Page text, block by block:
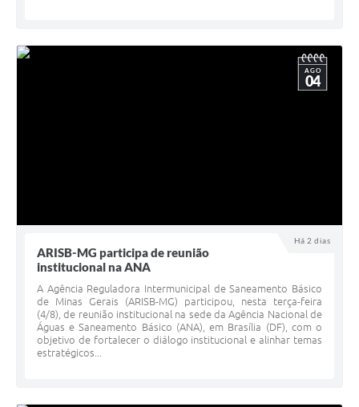
Há 2 dias
AGO
04
ARISB-MG participa de reunião
institucional na ANA
A Agência Reguladora Intermunicipal de Saneamento Básico
de Minas Gerais (ARISB-MG) participou, nesta terça-feira
(4/8), de reunião institucional na sede da Agência Nacional de
Águas e Saneamento Básico (ANA), em Brasília (DF), com o
objetivo de fortalecer o diálogo institucional e alinhar temas
estratégicos...